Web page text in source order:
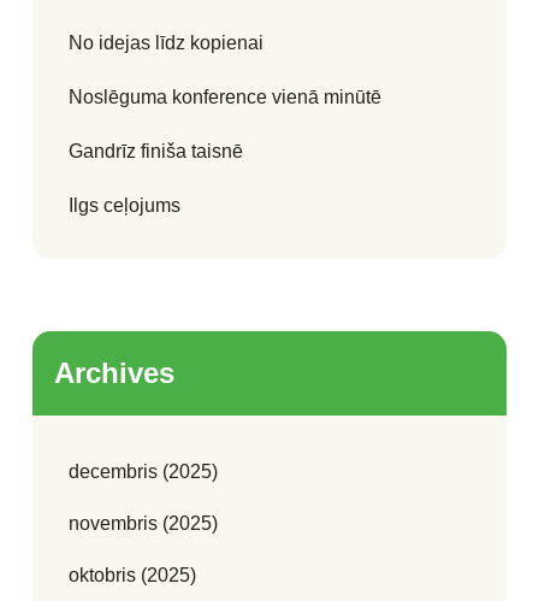
No idejas līdz kopienai
Noslēguma konference vienā minūtē
Gandrīz finiša taisnē
Ilgs ceļojums
Archives
decembris (2025)
novembris (2025)
oktobris (2025)